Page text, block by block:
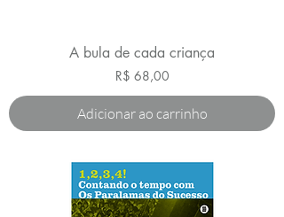
A bula de cada criança
Preço
R$ 68,00
Adicionar ao carrinho